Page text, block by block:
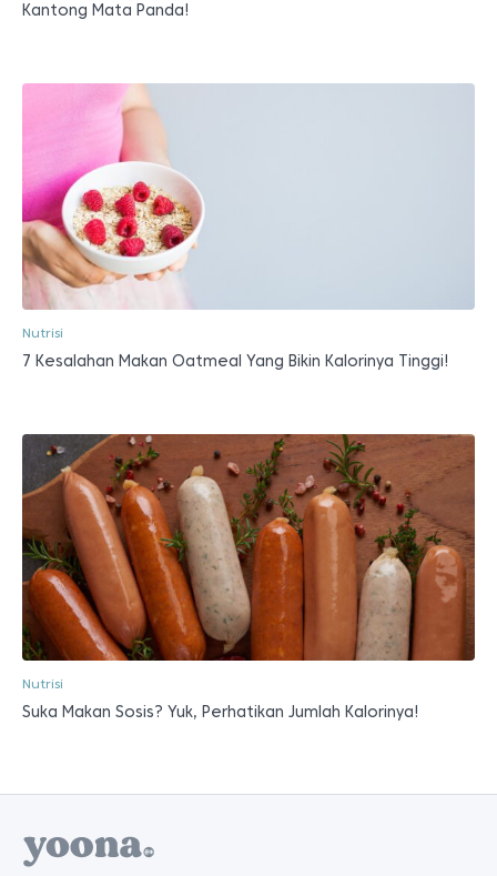
Kantong Mata Panda!
Nutrisi
7 Kesalahan Makan Oatmeal Yang Bikin Kalorinya Tinggi!
Nutrisi
Suka Makan Sosis? Yuk, Perhatikan Jumlah Kalorinya!